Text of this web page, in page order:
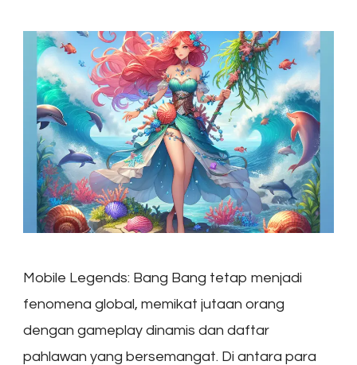
Mobile Legends: Bang Bang tetap menjadi
fenomena global, memikat jutaan orang
dengan gameplay dinamis dan daftar
pahlawan yang bersemangat. Di antara para